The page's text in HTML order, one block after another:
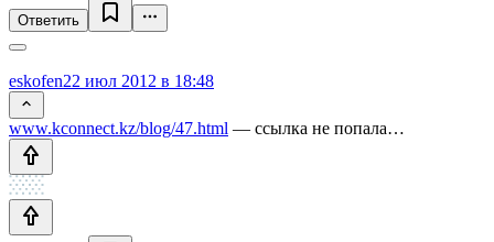
Ответить
eskofen22 июл 2012 в 18:48
www.kconnect.kz/blog/47.html — ссылка не попала…